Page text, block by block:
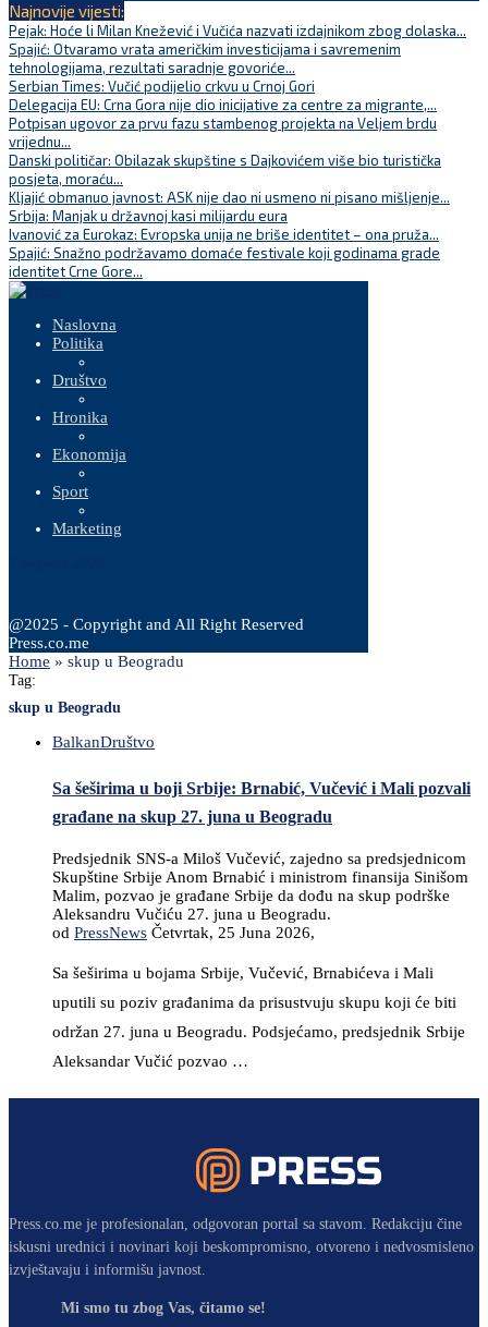
Najnovije vijesti:
Pejak: Hoće li Milan Knežević i Vučića nazvati izdajnikom zbog dolaska...
Spajić: Otvaramo vrata američkim investicijama i savremenim
tehnologijama, rezultati saradnje govoriće...
Serbian Times: Vučić podijelio crkvu u Crnoj Gori
Delegacija EU: Crna Gora nije dio inicijative za centre za migrante,...
Potpisan ugovor za prvu fazu stambenog projekta na Veljem brdu
vrijednu...
Danski političar: Obilazak skupštine s Dajkovićem više bio turistička
posjeta, moraću...
Kljajić obmanuo javnost: ASK nije dao ni usmeno ni pisano mišljenje...
Srbija: Manjak u državnoj kasi milijardu eura
Ivanović za Eurokaz: Evropska unija ne briše identitet – ona pruža...
Spajić: Snažno podržavamo domaće festivale koji godinama grade
identitet Crne Gore...
Naslovna
Politika
Društvo
Hronika
Ekonomija
Sport
Marketing
@2025 - Copyright and All Right Reserved
Press.co.me
Home » skup u Beogradu
Tag:
skup u Beogradu
BalkanDruštvo
Sa šeširima u boji Srbije: Brnabić, Vučević i Mali pozvali
građane na skup 27. juna u Beogradu
Predsjednik SNS-a Miloš Vučević, zajedno sa predsjednicom
Skupštine Srbije Anom Brnabić i ministrom finansija Sinišom
Malim, pozvao je građane Srbije da dođu na skup podrške
Aleksandru Vučiću 27. juna u Beogradu.
od PressNews Četvrtak, 25 Juna 2026,
Sa šeširima u bojama Srbije, Vučević, Brnabićeva i Mali
uputili su poziv građanima da prisustvuju skupu koji će biti
održan 27. juna u Beogradu. Podsjećamo, predsjednik Srbije
Aleksandar Vučić pozvao …
Press.co.me je profesionalan, odgovoran portal sa stavom. Redakciju čine
iskusni urednici i novinari koji beskompromisno, otvoreno i nedvosmisleno
izvještavaju i informišu javnost.
Mi smo tu zbog Vas, čitamo se!